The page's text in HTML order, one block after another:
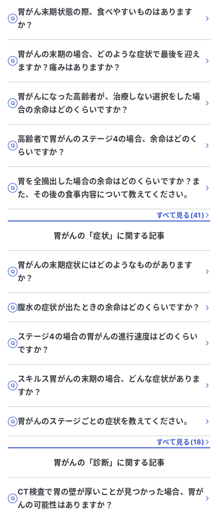
胃がん末期状態の際、食べやすいものはあります
か？
胃がんの末期の場合、どのような症状で最後を迎え
ますか？痛みはありますか？
胃がんになった高齢者が、治療しない選択をした場
合の余命はどのくらいですか？
高齢者で胃がんのステージ4の場合、余命はどのく
らいですか？
胃を全摘出した場合の余命はどのくらいですか？ま
た、その後の食事内容について教えてください。
すべて見る(41)
胃がんの「症状」に関する記事
胃がんの末期症状にはどのようなものがあります
か？
腹水の症状が出たときの余命はどのくらいですか？
ステージ4の場合の胃がんの進行速度はどのくらい
ですか？
スキルス胃がんの末期の場合、どんな症状がありま
すか？
胃がんのステージごとの症状を教えてください。
すべて見る(18)
胃がんの「診断」に関する記事
CT検査で胃の壁が厚いことが見つかった場合、胃が
んの可能性はありますか？